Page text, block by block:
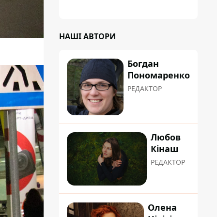
НАШІ АВТОРИ
Богдан
Пономаренко
РЕДАКТОР
Любов
Кінаш
РЕДАКТОР
Олена